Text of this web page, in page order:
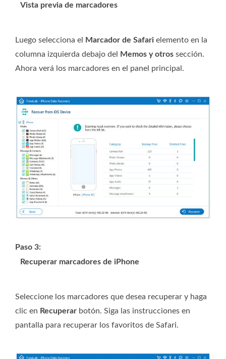
Vista previa de marcadores
Luego selecciona el Marcador de Safari elemento en la
columna izquierda debajo del Memos y otros sección.
Ahora verá los marcadores en el panel principal.
Paso 3:
Recuperar marcadores de iPhone
Seleccione los marcadores que desea recuperar y haga
clic en Recuperar botón. Siga las instrucciones en
pantalla para recuperar los favoritos de Safari.